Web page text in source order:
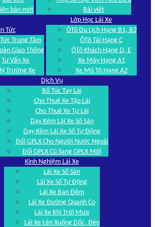
bản mới
Bài viết
Tức
Trung Tâm
Giao Thông
Tư Vấn Xe
Trường Xe
Lớp Học Lái Xe
ÔTô Du Lịch Hạng B1, B2
ÔTô Tải Hạng C
ÔTô Khách Hạng D, E
Xe Máy Hạng A1
Xe Mô Tô Hạng A2
Dịch Vụ
Bổ Túc Tay Lái
Cho Thuê Xe Tập Lái
Cho Thuê Xe Tự Lái
Dạy Kèm Lái Xe Số Sàn
Dạy Kèm Lái Xe Số Tự Động
Đổi GPLX Cho Người Nước Ngoài
Đổi GPLX Cũ Sang GPLX Mới
Kinh Nghiệm Lái Xe
Lái Xe Số Sàn
Lái Xe Số Tự Động
Lái Xe Ban Đêm
Lái Xe Đường Quanh Co
Lái Xe Khi Trời Mưa
Lái Xe Lên Xuống Dốc, Đèo